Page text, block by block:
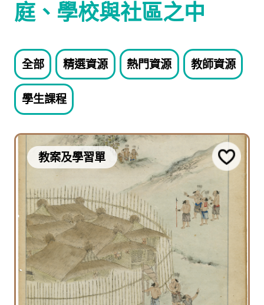
庭、學校與社區之中
全部 精選資源 熱門資源 教師資源
學生課程
教案及學習單